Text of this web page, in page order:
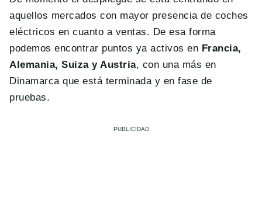
aquellos mercados con mayor presencia de coches
eléctricos en cuanto a ventas. De esa forma
podemos encontrar puntos ya activos en Francia,
Alemania, Suiza y Austria, con una más en
Dinamarca que está terminada y en fase de
pruebas.